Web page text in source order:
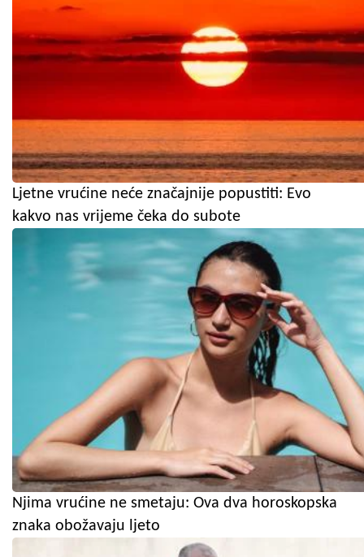
Ljetne vrućine neće značajnije popustiti: Evo
kakvo nas vrijeme čeka do subote
Njima vrućine ne smetaju: Ova dva horoskopska
znaka obožavaju ljeto